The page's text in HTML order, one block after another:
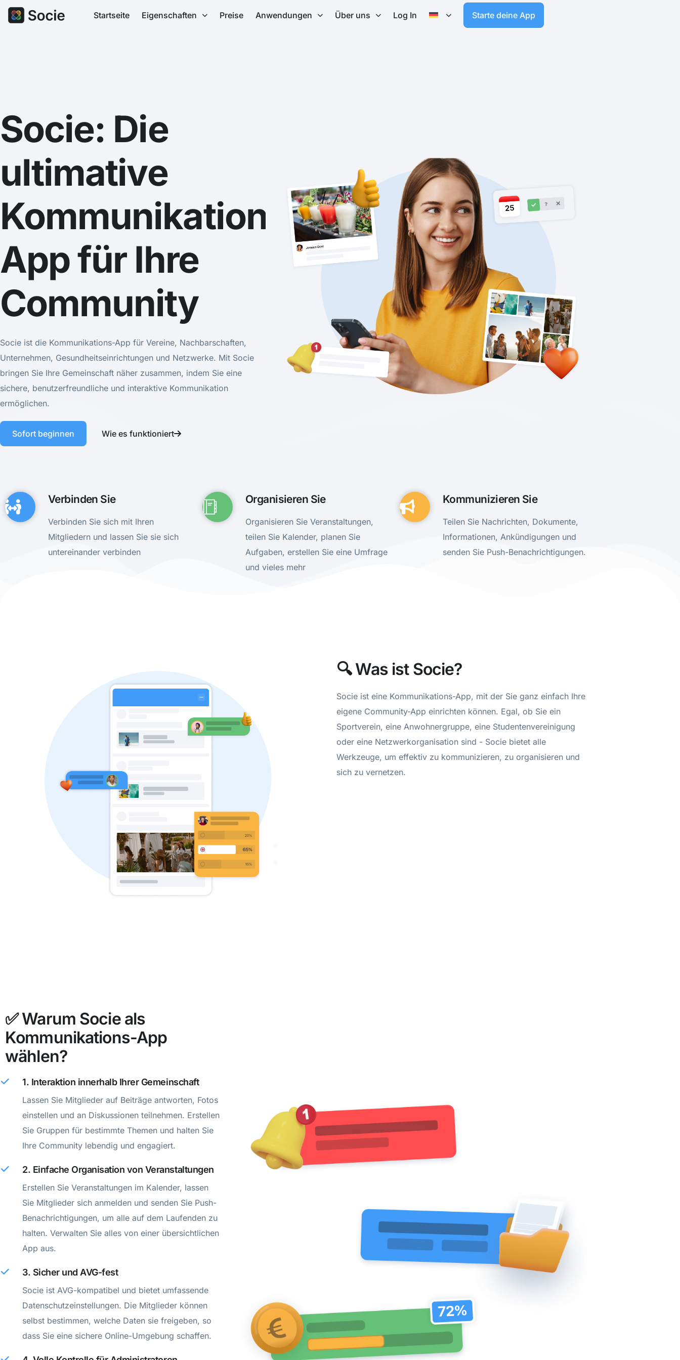
Startseite Eigenschaften Preise Anwendungen Über uns Log In Starte deine App
Socie: Die
ultimative
Kommunikations-
App für Ihre
Community
Socie ist die Kommunikations-App für Vereine, Nachbarschaften,
Unternehmen, Gesundheitseinrichtungen und Netzwerke. Mit Socie
bringen Sie Ihre Gemeinschaft näher zusammen, indem Sie eine
sichere, benutzerfreundliche und interaktive Kommunikation
ermöglichen.
Sofort beginnen Wie es funktioniert
Verbinden Sie
Verbinden Sie sich mit Ihren
Mitgliedern und lassen Sie sie sich
untereinander verbinden
Organisieren Sie
Organisieren Sie Veranstaltungen,
teilen Sie Kalender, planen Sie
Aufgaben, erstellen Sie eine Umfrage
und vieles mehr
Kommunizieren Sie
Teilen Sie Nachrichten, Dokumente,
Informationen, Ankündigungen und
senden Sie Push-Benachrichtigungen.
🔍 Was ist Socie?
Socie ist eine Kommunikations-App, mit der Sie ganz einfach Ihre
eigene Community-App einrichten können. Egal, ob Sie ein
Sportverein, eine Anwohnergruppe, eine Studentenvereinigung
oder eine Netzwerkorganisation sind - Socie bietet alle
Werkzeuge, um effektiv zu kommunizieren, zu organisieren und
sich zu vernetzen.
✅ Warum Socie als
Kommunikations-App
wählen?
1. Interaktion innerhalb Ihrer Gemeinschaft
Lassen Sie Mitglieder auf Beiträge antworten, Fotos
einstellen und an Diskussionen teilnehmen. Erstellen
Sie Gruppen für bestimmte Themen und halten Sie
Ihre Community lebendig und engagiert.
2. Einfache Organisation von Veranstaltungen
Erstellen Sie Veranstaltungen im Kalender, lassen
Sie Mitglieder sich anmelden und senden Sie Push-
Benachrichtigungen, um alle auf dem Laufenden zu
halten. Verwalten Sie alles von einer übersichtlichen
App aus.
3. Sicher und AVG-fest
Socie ist AVG-kompatibel und bietet umfassende
Datenschutzeinstellungen. Die Mitglieder können
selbst bestimmen, welche Daten sie freigeben, so
dass Sie eine sichere Online-Umgebung schaffen.